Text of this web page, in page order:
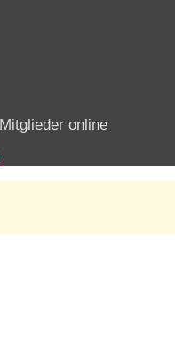
online